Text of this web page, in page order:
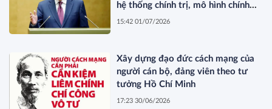
hệ thống chính trị, mô hình chính
quyền ba cấp, góp phần xây dựng
dân*
15:42 01/07/2026
Xây dựng đạo đức cách mạng của
người cán bộ, đảng viên theo tư
tưởng Hồ Chí Minh
17:23 30/06/2026